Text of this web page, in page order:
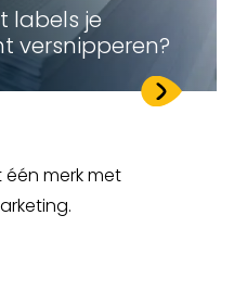
labels je
versnipperen?
één merk met